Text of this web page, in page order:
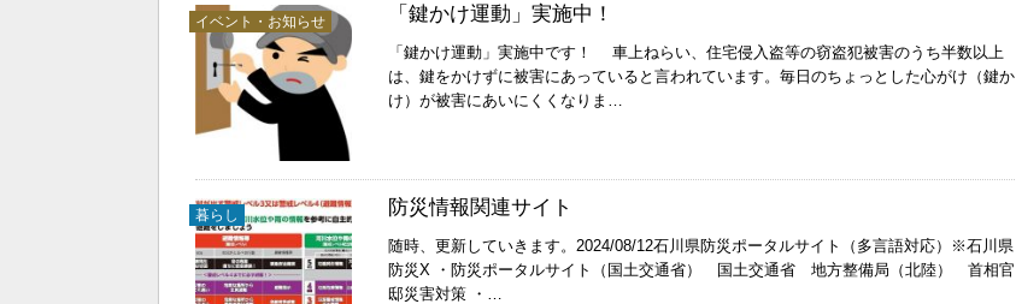
イベント・お知らせ 「鍵かけ運動」実施中！
「鍵かけ運動」実施中です！ 車上ねらい、住宅侵入盗等の窃盗犯被害のうち半数以上
は、鍵をかけずに被害にあっていると言われています。毎日のちょっとした心がけ（鍵か
け）が被害にあいにくくなりま…
暮らし 防災情報関連サイト
随時、更新していきます。2024/08/12石川県防災ポータルサイト（多言語対応）※石川県
防災X ・防災ポータルサイト（国土交通省） 国土交通省 地方整備局（北陸） 首相官
邸災害対策 ・…